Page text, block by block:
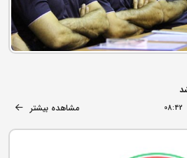
08:42 مشاهده بیشتر